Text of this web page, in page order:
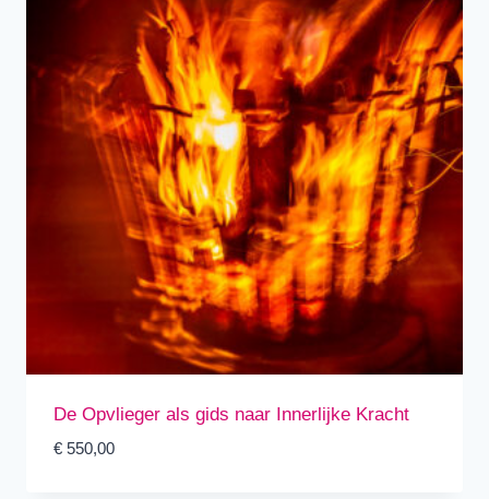
De Opvlieger als gids naar Innerlijke Kracht
€550,00